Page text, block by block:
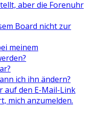
aber die Forenuhr
Board nicht zur
meinem
ich ihn ändern?
auf den E-Mail-Link
mich anzumelden.